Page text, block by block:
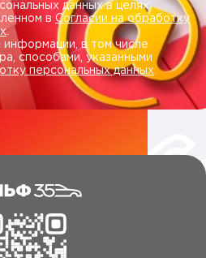
данных в целях
в Согласии на обработку
.
информации, в том числе
способами, указанными
персональных данных